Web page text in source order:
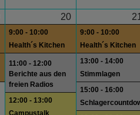
20
9:00 - 10:00
Health´s Kitchen
11:00 - 12:00
Berichte aus den
freien Radios
12:00 - 13:00
9:00 - 10:00
Health´s Kitchen
13:00 - 14:00
Stimmlagen
15:00 - 16:00